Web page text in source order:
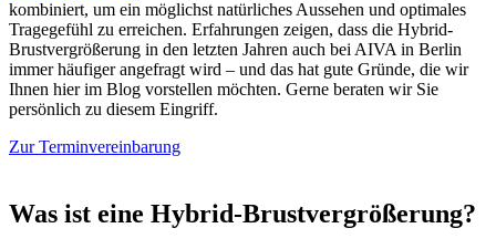
kombiniert, um ein möglichst natürliches Aussehen und optimales
Tragegefühl zu erreichen. Erfahrungen zeigen, dass die Hybrid-
Brustvergrößerung in den letzten Jahren auch bei AIVA in Berlin
immer häufiger angefragt wird – und das hat gute Gründe, die wir
Ihnen hier im Blog vorstellen möchten. Gerne beraten wir Sie
persönlich zu diesem Eingriff.
Zur Terminvereinbarung
Was ist eine Hybrid-Brustvergrößerung?